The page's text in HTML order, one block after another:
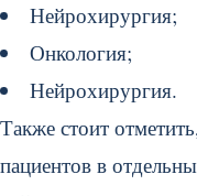
Нейрохирургия;
Онкология;
Нейрохирургия.
Также стоит
пациентов в